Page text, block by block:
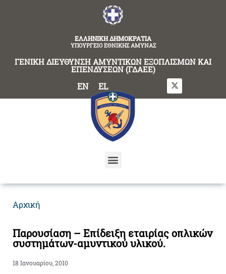
ΕΛΛΗΝΙΚΗ ΔΗΜΟΚΡΑΤΙΑ
ΥΠΟΥΡΓΕΙΟ ΕΘΝΙΚΗΣ ΑΜΥΝΑΣ
ΓΕΝΙΚΗ ΔΙΕΥΘΥΝΣΗ ΑΜΥΝΤΙΚΩΝ ΕΞΟΠΛΙΣΜΩΝ ΚΑΙ
ΕΠΕΝΔΥΣΕΩΝ (ΓΔΑΕΕ)
EN EL
Αρχική
Παρουσίαση – Επίδειξη εταιρίας οπλικών
συστημάτων-αμυντικού υλικού.
18 Ιανουαρίου, 2010